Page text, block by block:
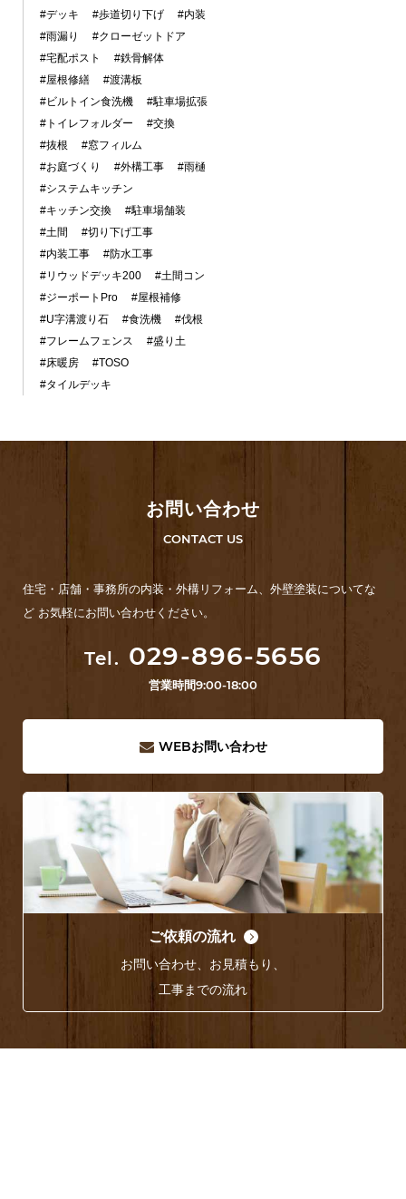
#デッキ
#歩道切り下げ
#内装
#雨漏り
#クローゼットドア
#宅配ポスト
#鉄骨解体
#屋根修繕
#渡溝板
#ビルトイン食洗機
#駐車場拡張
#トイレフォルダー
#交換
#抜根
#窓フィルム
#お庭づくり
#外構工事
#雨樋
#システムキッチン
#キッチン交換
#駐車場舗装
#土間
#切り下げ工事
#内装工事
#防水工事
#リウッドデッキ200
#土間コン
#ジーポートPro
#屋根補修
#U字溝渡り石
#食洗機
#伐根
#フレームフェンス
#盛り土
#床暖房
#TOSO
#タイルデッキ
お問い合わせ
CONTACT US
住宅・店舗・事務所の内装・外構リフォーム、外壁塗装についてな
ど お気軽にお問い合わせください。
Tel. 029-896-5656
営業時間9:00-18:00
WEBお問い合わせ
ご依頼の流れ
お問い合わせ、お見積もり、
工事までの流れ